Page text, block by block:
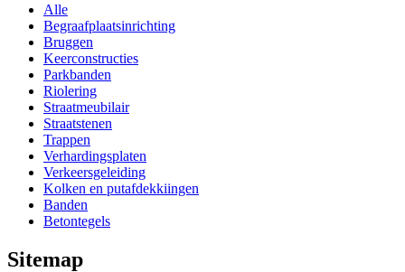
Alle
Begraafplaatsinrichting
Bruggen
Keerconstructies
Parkbanden
Riolering
Straatmeubilair
Straatstenen
Trappen
Verhardingsplaten
Verkeersgeleiding
Kolken en putafdekkiingen
Banden
Betontegels
Sitemap